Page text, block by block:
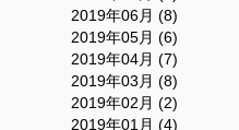
2019年06月 (8)
2019年05月 (6)
2019年04月 (7)
2019年03月 (8)
2019年02月 (2)
2019年01月 (4)